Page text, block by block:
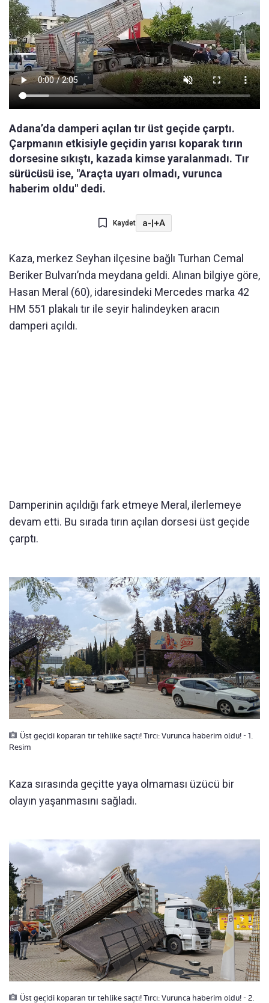
Adana’da damperi açılan tır üst geçide çarptı.
Çarpmanın etkisiyle geçidin yarısı koparak tırın
dorsesine sıkıştı, kazada kimse yaralanmadı. Tır
sürücüsü ise, "Araçta uyarı olmadı, vurunca
haberim oldu" dedi.
Kaydet a-|+A
Kaza, merkez Seyhan ilçesine bağlı Turhan Cemal
Beriker Bulvarı’nda meydana geldi. Alınan bilgiye göre,
Hasan Meral (60), idaresindeki Mercedes marka 42
HM 551 plakalı tır ile seyir halindeyken aracın
damperi açıldı.
Damperinin açıldığı fark etmeye Meral, ilerlemeye
devam etti. Bu sırada tırın açılan dorsesi üst geçide
çarptı.
Üst geçidi koparan tır tehlike saçtı! Tırcı: Vurunca haberim oldu! - 1.
Resim
Kaza sırasında geçitte yaya olmaması üzücü bir
olayın yaşanmasını sağladı.
Üst geçidi koparan tır tehlike saçtı! Tırcı: Vurunca haberim oldu! - 2.